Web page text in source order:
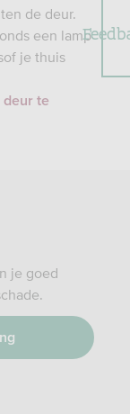
de deur.
een lamp
je thuis
deur te
je goed